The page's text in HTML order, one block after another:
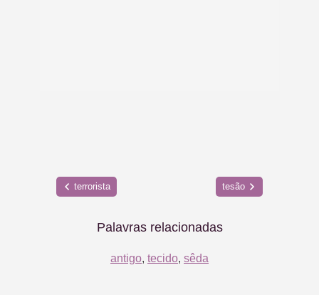
terrorista tesão
Palavras relacionadas
antigo, tecido, sêda